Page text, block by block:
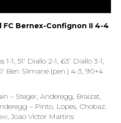
FC Bernex-Confignon II 4-4
1-1, 51’ Diallo 2-1, 63’ Diallo 3-1,
Ben Slimane (pen.) 4-3, 90+4
– Steger, Anderegg, Braizat,
– Pinto, Lopes, Chobaz.
Joao Victor Martins